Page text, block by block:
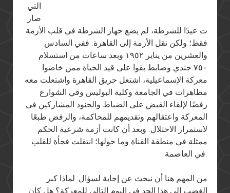
التي
صار
ت عيدًا للشرطة، لم يضع جهاز الشرطة في قلب الأزمة
فقط؛ ولكن نقل الأزمة إلى القاهرة. ففي السادس
والعشرين من يناير ١٩٥٢ وبعد ساعات من استسلام
٧٥٠ جندي وضابط بقوا على قيد الحياة ممن خاضوا
معركة الإسماعيلية، اشتعل حريق القاهرة واشتعلت معه
مظاهرات في الجامعة وكلية البوليس وفي الشوارع
رفضًا لإلقاء القبض على الضباط والجنود المشاركين في
المعركة واعتقالهم وتقديمهم للمحاكمة، والرفض طبعًا
لاستمرار الاحتلال. وبعد أن كانت أزمة شرعية الحكم
ممثلة في منطقة القناة وما حولها؛ انتقلت فجأة للقلب
من المهم هنا أن نبحث عن إجابة لسؤال: لماذا كبر
الغضب إلى هذا الحد في اليوم التالي للمعركة؟ هل كان